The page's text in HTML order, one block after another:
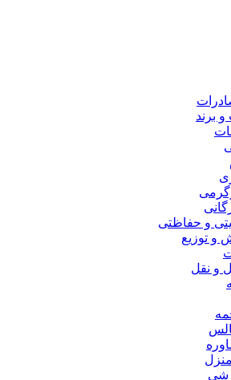
برند
و حفاظتی
و توزیع
و نقل